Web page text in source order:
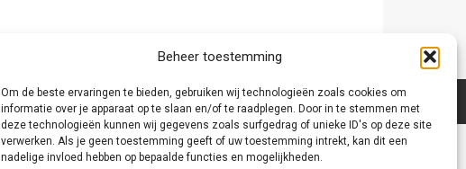
Beheer toestemming
Om de beste ervaringen te bieden, gebruiken wij technologieën zoals cookies om
informatie over je apparaat op te slaan en/of te raadplegen. Door in te stemmen met
deze technologieën kunnen wij gegevens zoals surfgedrag of unieke ID's op deze site
verwerken. Als je geen toestemming geeft of uw toestemming intrekt, kan dit een
nadelige invloed hebben op bepaalde functies en mogelijkheden.